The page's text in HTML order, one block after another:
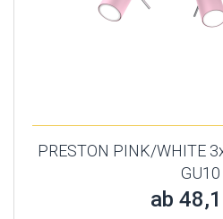
PRESTON PINK/WHITE
GU10
ab